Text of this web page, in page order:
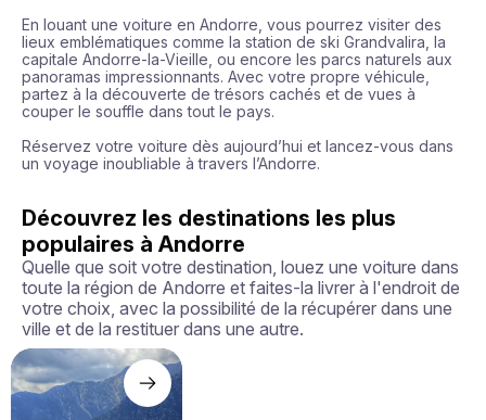
En louant une voiture en Andorre, vous pourrez visiter des
lieux emblématiques comme la station de ski Grandvalira, la
capitale Andorre-la-Vieille, ou encore les parcs naturels aux
panoramas impressionnants. Avec votre propre véhicule,
partez à la découverte de trésors cachés et de vues à
couper le souffle dans tout le pays.
Réservez votre voiture dès aujourd’hui et lancez-vous dans
un voyage inoubliable à travers l’Andorre.
Découvrez les destinations les plus
populaires à Andorre
Quelle que soit votre destination, louez une voiture dans
toute la région de Andorre et faites-la livrer à l'endroit de
votre choix, avec la possibilité de la récupérer dans une
ville et de la restituer dans une autre.